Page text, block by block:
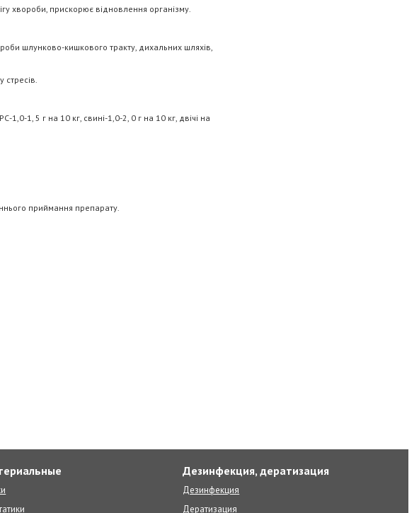
хвороби, прискорює відновлення організму.
шлунково-кишкового тракту, дихальних шляхів,
стресів.
1, 5 г на 10 кг, свині-1,0-2, 0 г на 10 кг, двічі на
приймання препарату.
Дезинфекция, дератизация
Дезинфекция
Дератизация